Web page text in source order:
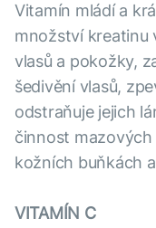
Vitamín mládí a
množství kreatinu
vlasů a pokožky,
šedivění vlasů,
odstraňuje jejich
činnost mazových
kožních buňkách
VITAMÍN C